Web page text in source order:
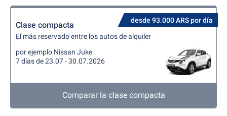
desde 93.000 ARS por día
Clase compacta
El más reservado entre los autos de alquiler
por ejemplo Nissan Juke
7 días de 23.07 - 30.07.2026
Comparar la clase compacta